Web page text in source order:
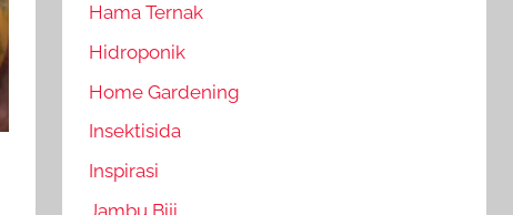
Hama Ternak
Hidroponik
Home Gardening
Insektisida
Inspirasi
Jambu Biji